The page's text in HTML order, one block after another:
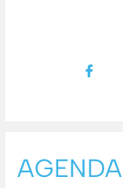
AGENDA